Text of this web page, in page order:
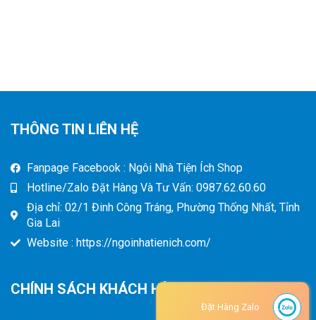
THÔNG TIN LIÊN HỆ
Fanpage Facebook : Ngôi Nhà Tiện Ích Shop
Hotline/Zalo Đặt Hàng Và Tư Vấn: 0987.62.60.60
Địa chỉ: 02/1 Đinh Công Tráng, Phường Thống Nhất, Tỉnh
Gia Lai
Website : https://ngoinhatienich.com/
CHÍNH SÁCH KHÁCH HÀNG
Đặt Hàng Zalo